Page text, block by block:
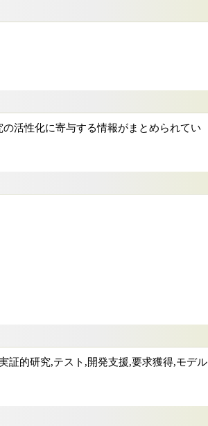
活性化に寄与する情報がまとめられてい
証的研究,テスト,開発支援,要求獲得,モデル